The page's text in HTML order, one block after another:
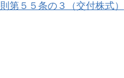
第５５条の３（交付株式）